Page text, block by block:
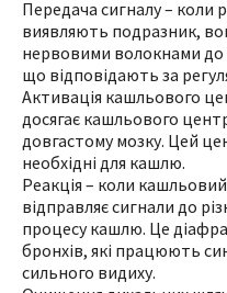
Передача сигналу – коли
виявляють подразник,
нервовими волокнами до
що відповідають за
Активація кашльового
досягає кашльового
довгастому мозку. Цей
необхідні для кашлю.
Реакція – коли
відправляє сигнали до
процесу кашлю. Це
бронхів, які працюють
сильного видиху.